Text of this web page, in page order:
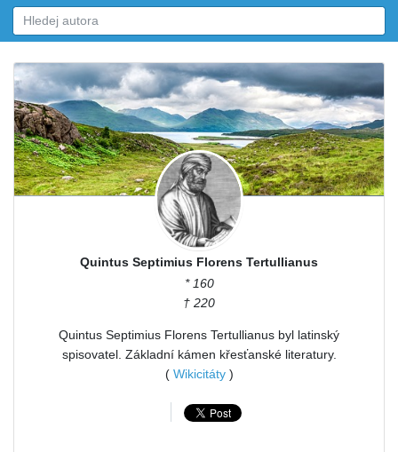
Quintus Septimius Florens Tertullianus
* 160
† 220
Quintus Septimius Florens Tertullianus byl latinský
spisovatel. Základní kámen křesťanské literatury.
( Wikicitáty)